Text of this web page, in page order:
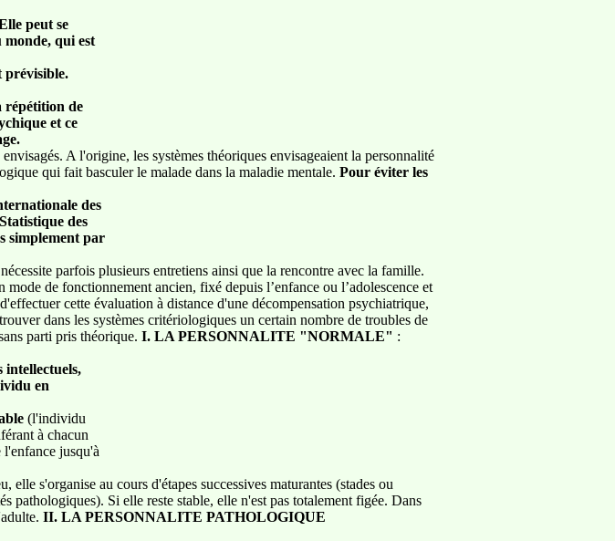
peut se
qui est
prévisible.
répétition de
et ce
A l'origine, les systèmes théoriques envisageaient la personnalité
qui fait basculer le malade dans la maladie mentale. Pour éviter les
des
des
simplement par
parfois plusieurs entretiens ainsi que la rencontre avec la famille.
de fonctionnement ancien, fixé depuis l’enfance ou l’adolescence et
cette évaluation à distance d'une décompensation psychiatrique,
dans les systèmes critériologiques un certain nombre de troubles de
parti pris théorique. I. LA PERSONNALITE "NORMALE" :
intellectuels,
en
(l'individu
à chacun
jusqu'à
s'organise au cours d'étapes successives maturantes (stades ou
pathologiques). Si elle reste stable, elle n'est pas totalement figée. Dans
II. LA PERSONNALITE PATHOLOGIQUE